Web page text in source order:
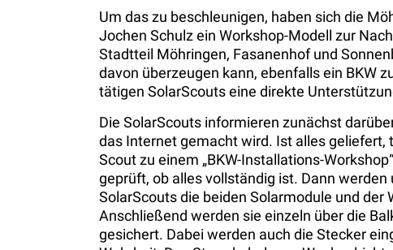
Um das zu beschleunigen, haben sich die
Jochen Schulz ein Workshop-Modell zur
Stadtteil Möhringen, Fasanenhof und
davon überzeugen kann, ebenfalls ein BKW
tätigen SolarScouts eine direkte
Die SolarScouts informieren zunächst
das Internet gemacht wird. Ist alles
Scout zu einem „BKW-Installations-
geprüft, ob alles vollständig ist. Dann
SolarScouts die beiden Solarmodule und
Anschließend werden sie einzeln über die
gesichert. Dabei werden auch die Stecker